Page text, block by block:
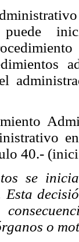
40.-
se
Esta
o